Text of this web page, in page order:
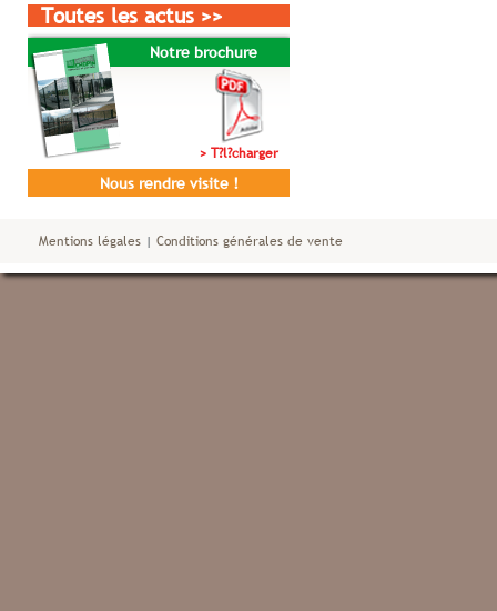
Toutes les actus >>
Notre brochure
> T?l?charger
Nous rendre visite !
Mentions légales | Conditions générales de vente